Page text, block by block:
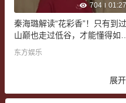
704 01:27
秦海璐解读“花彩香”！只有到过
山巅也走过低谷，才能懂得如
做好人生的主角！
东方娱乐
展